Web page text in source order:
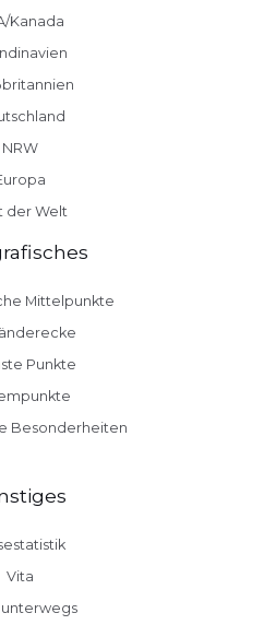
Kanada
NRW
der Welt
Mittelpunkte
Punkte
Besonderheiten
Vita